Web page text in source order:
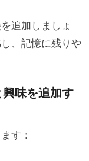
追加しましょ
、記憶に残りや
味を追加す
す：